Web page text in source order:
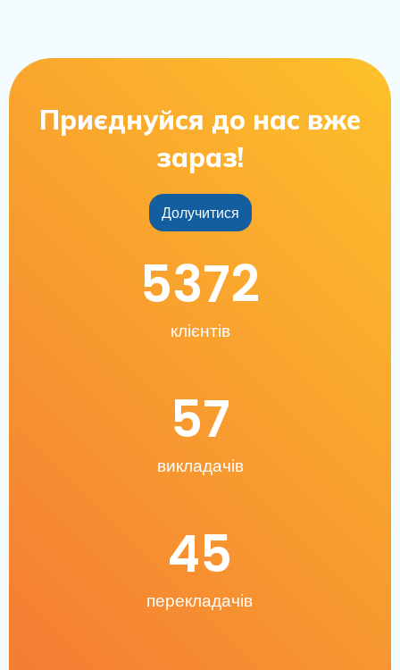
Приєднуйся до нас вже
зараз!
Долучитися
клієнтів
5372
викладачів
57
перекладачів
45